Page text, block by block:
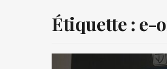
Étiquette : e-